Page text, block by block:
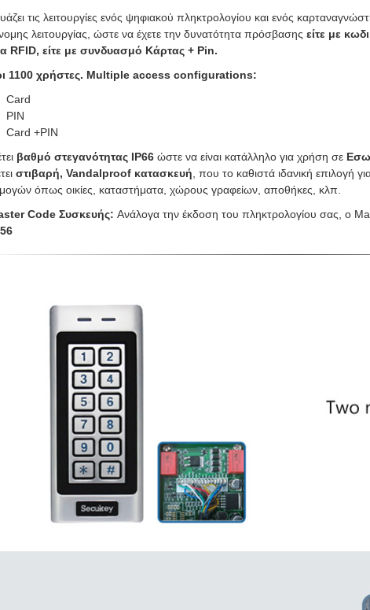
τις λειτουργίες ενός ψηφιακού πληκτρολογίου και ενός
λειτουργίας, ώστε να έχετε την δυνατότητα πρόσβασης είτε με
RFID, είτε με συνδυασμό Κάρτας + Pin.
1100 χρήστες. Multiple access configurations:
Card
PIN
Card +PIN
βαθμό στεγανότητας IP66 ώστε να είναι κατάλληλο για χρήση σε
στιβαρή, Vandalproof κατασκευή , που το καθιστά ιδανική επιλογή
όπως οικίες, καταστήματα, χώρους γραφείων, αποθήκες, κλπ.
Code Συσκευής: Ανάλογα την έκδοση του πληκτρολογίου σας, ο